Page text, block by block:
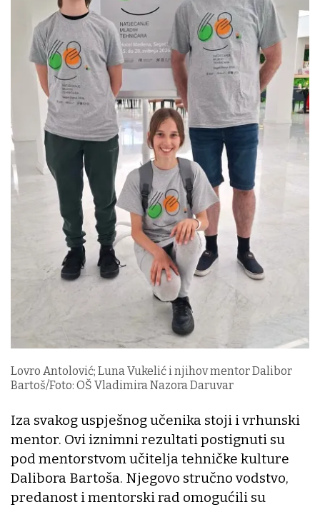
Lovro Antolović; Luna Vukelić i njihov mentor Dalibor
Bartoš/Foto: OŠ Vladimira Nazora Daruvar
Iza svakog uspješnog učenika stoji i vrhunski
mentor. Ovi iznimni rezultati postignuti su
pod mentorstvom učitelja tehničke kulture
Dalibora Bartoša. Njegovo stručno vodstvo,
predanost i mentorski rad omogućili su